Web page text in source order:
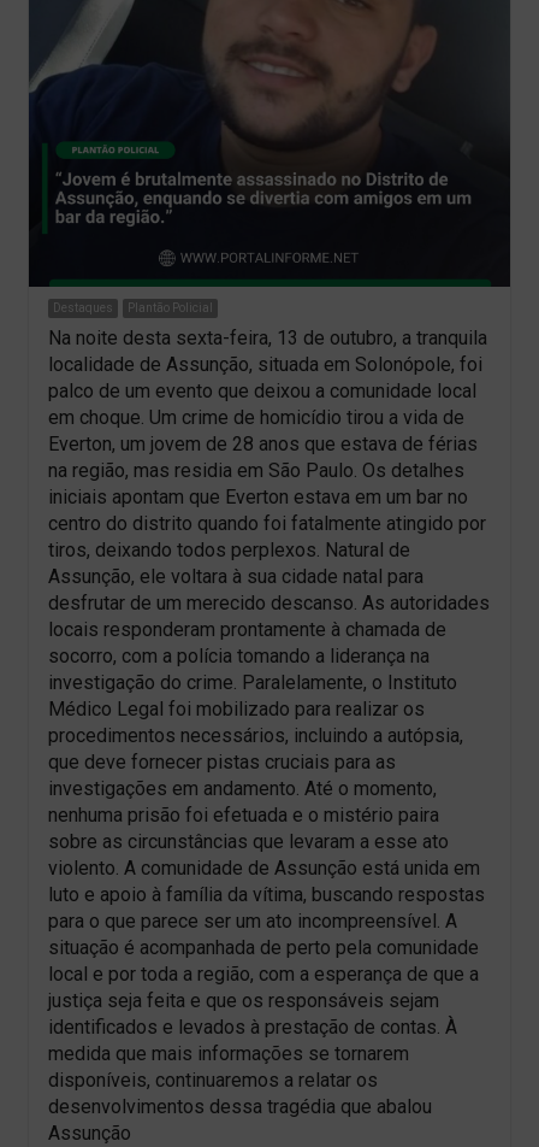
Destaques Plantão Policial
Na noite desta sexta-feira, 13 de outubro, a tranquila
localidade de Assunção, situada em Solonópole, foi
palco de um evento que deixou a comunidade local
em choque. Um crime de homicídio tirou a vida de
Everton, um jovem de 28 anos que estava de férias
na região, mas residia em São Paulo. Os detalhes
iniciais apontam que Everton estava em um bar no
centro do distrito quando foi fatalmente atingido por
tiros, deixando todos perplexos. Natural de
Assunção, ele voltara à sua cidade natal para
desfrutar de um merecido descanso. As autoridades
locais responderam prontamente à chamada de
socorro, com a polícia tomando a liderança na
investigação do crime. Paralelamente, o Instituto
Médico Legal foi mobilizado para realizar os
procedimentos necessários, incluindo a autópsia,
que deve fornecer pistas cruciais para as
investigações em andamento. Até o momento,
nenhuma prisão foi efetuada e o mistério paira
sobre as circunstâncias que levaram a esse ato
violento. A comunidade de Assunção está unida em
luto e apoio à família da vítima, buscando respostas
para o que parece ser um ato incompreensível. A
situação é acompanhada de perto pela comunidade
local e por toda a região, com a esperança de que a
justiça seja feita e que os responsáveis sejam
identificados e levados à prestação de contas. À
medida que mais informações se tornarem
disponíveis, continuaremos a relatar os
desenvolvimentos dessa tragédia que abalou
Assunção